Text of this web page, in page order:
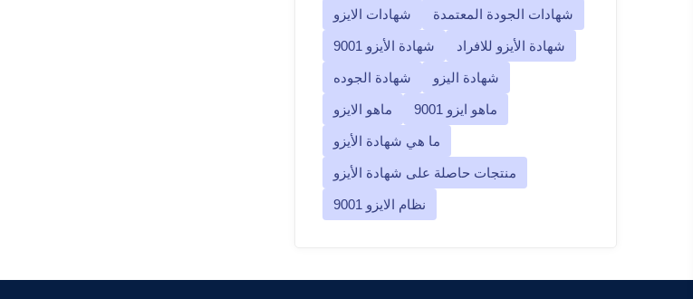
شهادات الايزو شهادات الجودة المعتمدة
شهادة الأيزو 9001 شهادة الأيزو للافراد
شهادة الجوده شهادة اليزو
ماهو الايزو ماهو ايزو 9001
ما هي شهادة الأيزو
منتجات حاصلة على شهادة الأيزو
نظام الايزو 9001